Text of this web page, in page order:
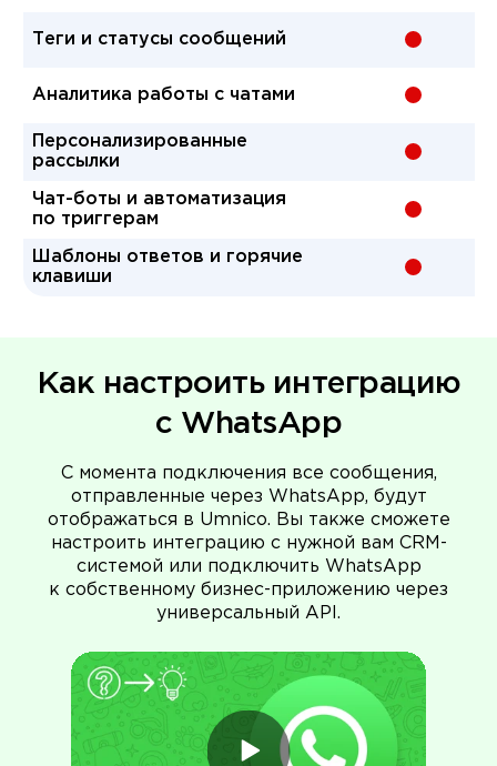
Теги и статусы сообщений -
Аналитика работы с чатами -
Персонализированные
рассылки
-
Чат-боты и автоматизация
по триггерам
-
Шаблоны ответов и горячие
клавиши
-
Как настроить интеграцию
с WhatsApp
С момента подключения все сообщения,
отправленные через WhatsApp, будут
отображаться в Umnico. Вы также сможете
настроить интеграцию с нужной вам CRM-
системой или подключить WhatsApp
к собственному бизнес-приложению через
универсальный API.